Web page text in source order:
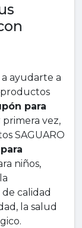
ayudarte a
para
primera vez,
SAGUARO
niños,
calidad
la salud